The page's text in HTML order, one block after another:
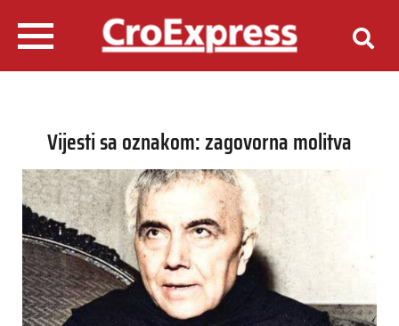
Vijesti sa oznakom: zagovorna molitva